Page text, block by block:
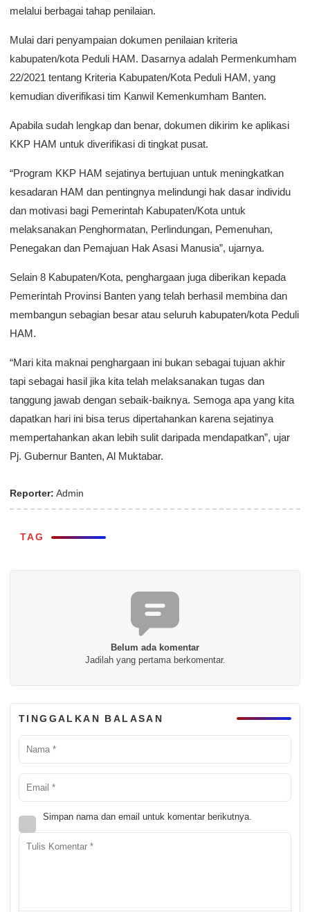
melalui berbagai tahap penilaian.
Mulai dari penyampaian dokumen penilaian kriteria
kabupaten/kota Peduli HAM. Dasarnya adalah Permenkumham
22/2021 tentang Kriteria Kabupaten/Kota Peduli HAM, yang
kemudian diverifikasi tim Kanwil Kemenkumham Banten.
Apabila sudah lengkap dan benar, dokumen dikirim ke aplikasi
KKP HAM untuk diverifikasi di tingkat pusat.
“Program KKP HAM sejatinya bertujuan untuk meningkatkan
kesadaran HAM dan pentingnya melindungi hak dasar individu
dan motivasi bagi Pemerintah Kabupaten/Kota untuk
melaksanakan Penghormatan, Perlindungan, Pemenuhan,
Penegakan dan Pemajuan Hak Asasi Manusia”, ujarnya.
Selain 8 Kabupaten/Kota, penghargaan juga diberikan kepada
Pemerintah Provinsi Banten yang telah berhasil membina dan
membangun sebagian besar atau seluruh kabupaten/kota Peduli
HAM.
“Mari kita maknai penghargaan ini bukan sebagai tujuan akhir
tapi sebagai hasil jika kita telah melaksanakan tugas dan
tanggung jawab dengan sebaik-baiknya. Semoga apa yang kita
dapatkan hari ini bisa terus dipertahankan karena sejatinya
mempertahankan akan lebih sulit daripada mendapatkan”, ujar
Pj. Gubernur Banten, Al Muktabar.
Reporter: Admin
TAG
Belum ada komentar
Jadilah yang pertama berkomentar.
TINGGALKAN BALASAN
Simpan nama dan email untuk komentar berikutnya.